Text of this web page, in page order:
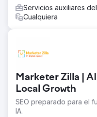
Servicios auxiliares
Cualquiera
Marketer Zilla |
Local Growth
SEO preparado para el
IA.